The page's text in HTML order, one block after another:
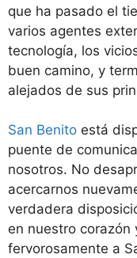
que ha pasado el
varios agentes
tecnología, los
buen camino, y
alejados de sus
San Benito está
puente de
nosotros. No
acercarnos
verdadera
en nuestro corazón
fervorosamente a